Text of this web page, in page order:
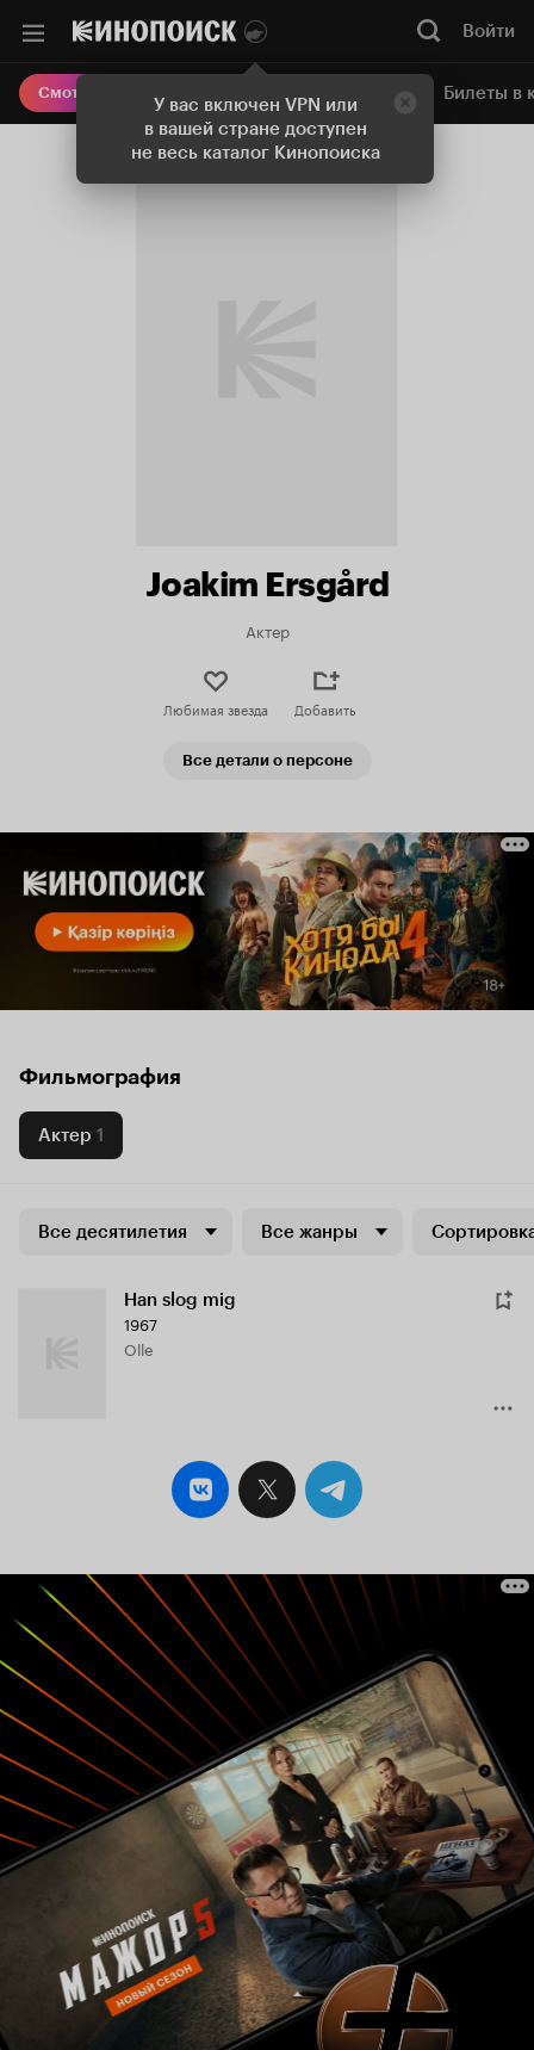
У вас включен VPN или
в вашей стране доступен
не весь каталог Кинопоиска
Войти
Смотреть кино Онлайн-кинотеатр Билеты в
Joakim Ersgård
Актер
Любимая звезда Добавить
Все детали о персоне
Фильмография
Актер 1
Все десятилетия Все жанры
Han slog mig
1967
Olle